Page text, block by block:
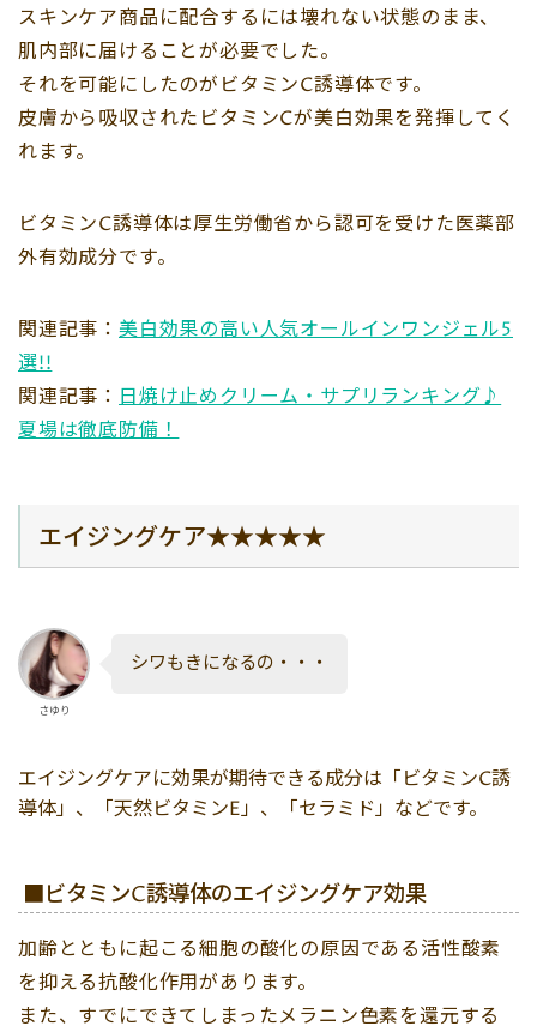
スキンケア商品に配合するには壊れない状態のまま、
肌内部に届けることが必要でした。
それを可能にしたのがビタミンC誘導体です。
皮膚から吸収されたビタミンCが美白効果を発揮してく
れます。
ビタミンC誘導体は厚生労働省から認可を受けた医薬部
外有効成分です。
関連記事： 美白効果の高い人気オールインワンジェル5
選!!
関連記事： 日焼け止めクリーム・サプリランキング♪
夏場は徹底防備！
エイジングケア★★★★★
さゆり
シワもきになるの・・・
エイジングケアに効果が期待できる成分は「ビタミンC誘
導体」、「天然ビタミンE」、「セラミド」などです。
■ビタミンC誘導体のエイジングケア効果
加齢とともに起こる細胞の酸化の原因である活性酸素
を抑える抗酸化作用があります。
また、すでにできてしまったメラニン色素を還元する